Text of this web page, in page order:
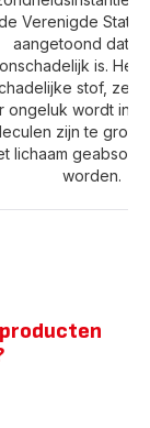
Verenigde
aangetoond dat
onschadelijk is. Het
stof,
ongeluk wordt
zijn te groot
lichaam
worden.